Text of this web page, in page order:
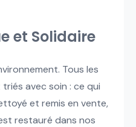
et Solidaire
Tous les
avec soin : ce qui
et remis en vente,
restauré dans nos